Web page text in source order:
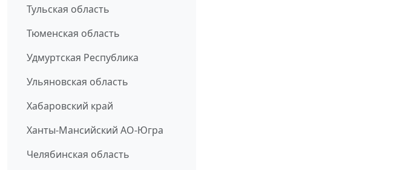
Тульская область
Тюменская область
Удмуртская Республика
Ульяновская область
Хабаровский край
Ханты-Мансийский АО-Югра
Челябинская область